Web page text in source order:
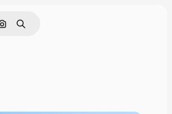
Rechercher par image
Rechercher